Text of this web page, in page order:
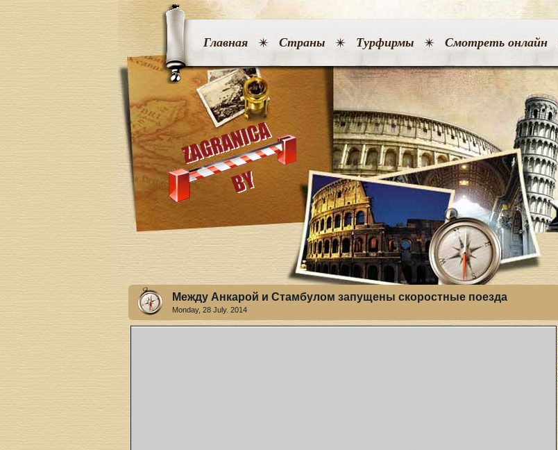
Главная Страны Турфирмы Смотреть онлайн
Между Анкарой и Стамбулом запущены скоростные поезда
Monday, 28 July. 2014